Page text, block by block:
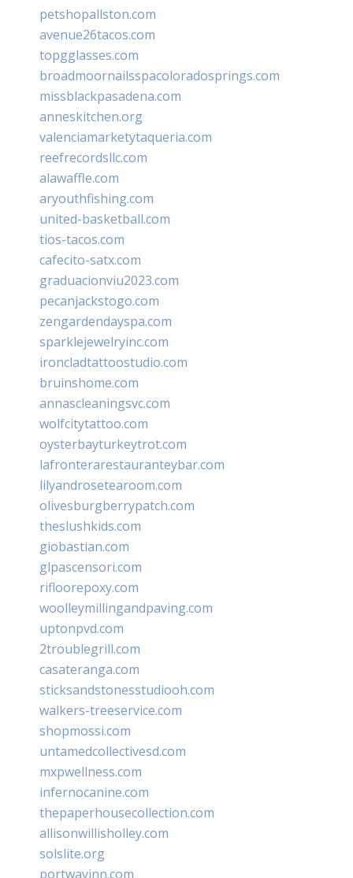
petshopallston.com
avenue26tacos.com
topgglasses.com
broadmoornailsspacoloradosprings.com
missblackpasadena.com
anneskitchen.org
valenciamarketytaqueria.com
reefrecordsllc.com
alawaffle.com
aryouthfishing.com
united-basketball.com
tios-tacos.com
cafecito-satx.com
graduacionviu2023.com
pecanjackstogo.com
zengardendayspa.com
sparklejewelryinc.com
ironcladtattoostudio.com
bruinshome.com
annascleaningsvc.com
wolfcitytattoo.com
oysterbayturkeytrot.com
lafronterarestauranteybar.com
lilyandrosetearoom.com
olivesburgberrypatch.com
theslushkids.com
giobastian.com
glpascensori.com
rifloorepoxy.com
woolleymillingandpaving.com
uptonpvd.com
2troublegrill.com
casateranga.com
sticksandstonesstudiooh.com
walkers-treeservice.com
shopmossi.com
untamedcollectivesd.com
mxpwellness.com
infernocanine.com
thepaperhousecollection.com
allisonwillisholley.com
solslite.org
portwayinn.com